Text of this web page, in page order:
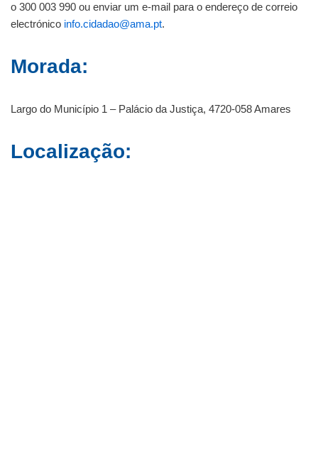
o 300 003 990 ou enviar um e-mail para o endereço de correio
electrónico info.cidadao@ama.pt.
Morada:
Largo do Município 1 – Palácio da Justiça, 4720-058 Amares
Localização: